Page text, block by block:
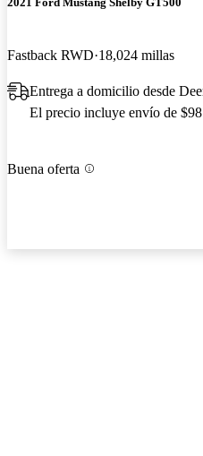
Fastback RWD 18,024 millas
Entrega a domicilio desde
El precio incluye envío de
Buena oferta